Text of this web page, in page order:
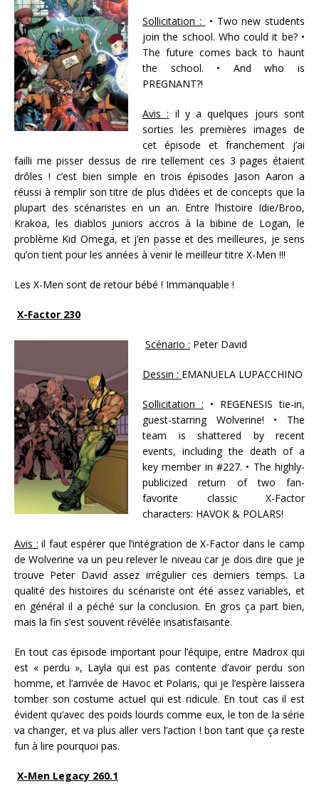
Sollicitation :
• Two new students
join the school. Who could it be? •
The future comes back to haunt
the school. • And who is
PREGNANT?!
Avis : il y a quelques jours sont
sorties les premières images de
cet épisode et franchement j’ai
failli me pisser dessus de rire tellement ces 3 pages étaient
drôles ! c’est bien simple en trois épisodes Jason Aaron a
réussi à remplir son titre de plus d’idées et de concepts que la
plupart des scénaristes en un an. Entre l’histoire Idie/Broo,
Krakoa, les diablos juniors accros à la bibine de Logan, le
problème Kid Omega, et j’en passe et des meilleures, je sens
qu’on tient pour les années à venir le meilleur titre X-Men !!!
Les X-Men sont de retour bébé ! Immanquable !
X-Factor 230
Scénario : Peter David
Dessin : EMANUELA LUPACCHINO
Sollicitation : • REGENESIS tie-in,
guest-starring Wolverine! • The
team is shattered by recent
events, including the death of a
key member in #227. • The highly-
publicized return of two fan-
favorite classic X-Factor
characters: HAVOK & POLARS!
Avis : il faut espérer que l’intégration de X-Factor dans le camp
de Wolverine va un peu relever le niveau car je dois dire que je
trouve Peter David assez irrégulier ces derniers temps. La
qualité des histoires du scénariste ont été assez variables, et
en général il a péché sur la conclusion. En gros ça part bien,
mais la fin s’est souvent révélée insatisfaisante.
En tout cas épisode important pour l’équipe, entre Madrox qui
est « perdu », Layla qui est pas contente d’avoir perdu son
homme, et l’arrivée de Havoc et Polaris, qui je l’espère laissera
tomber son costume actuel qui est ridicule. En tout cas il est
évident qu’avec des poids lourds comme eux, le ton de la série
va changer, et va plus aller vers l’action ! bon tant que ça reste
fun à lire pourquoi pas.
X-Men Legacy 260.1